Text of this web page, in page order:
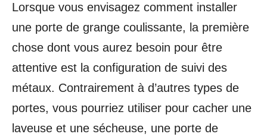
Lorsque vous envisagez comment installer
une porte de grange coulissante, la première
chose dont vous aurez besoin pour être
attentive est la configuration de suivi des
métaux. Contrairement à d’autres types de
portes, vous pourriez utiliser pour cacher une
laveuse et une sécheuse, une porte de